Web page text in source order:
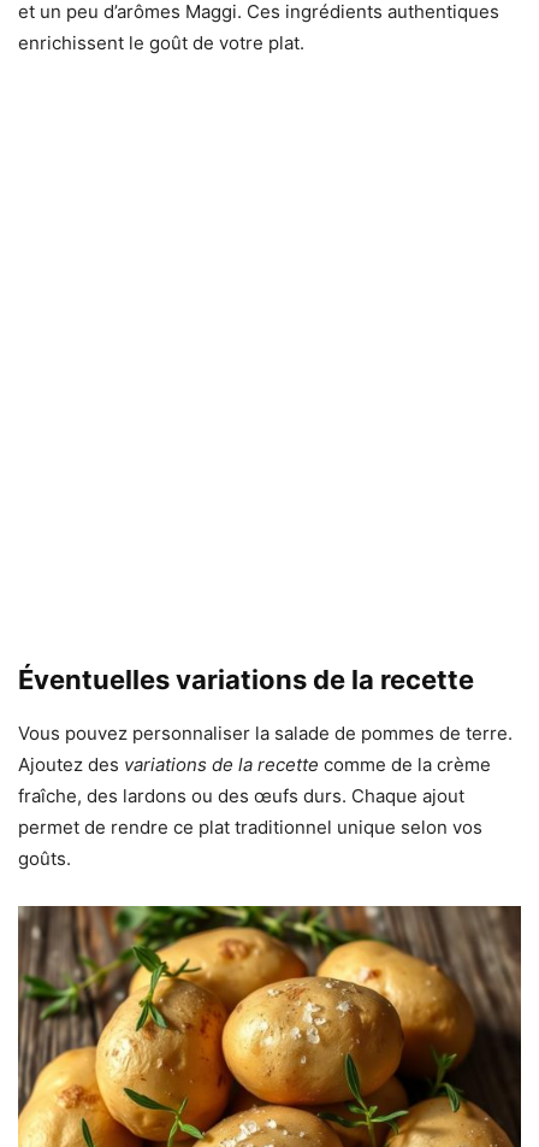
et un peu d’arômes Maggi. Ces ingrédients authentiques
enrichissent le goût de votre plat.
Éventuelles variations de la recette
Vous pouvez personnaliser la salade de pommes de terre.
Ajoutez des variations de la recette comme de la crème
fraîche, des lardons ou des œufs durs. Chaque ajout
permet de rendre ce plat traditionnel unique selon vos
goûts.